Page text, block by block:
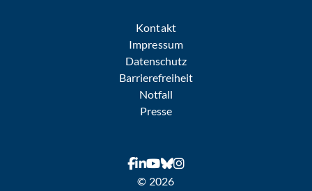
Kontakt
Impressum
Datenschutz
Barrierefreiheit
Notfall
Presse
© 2026